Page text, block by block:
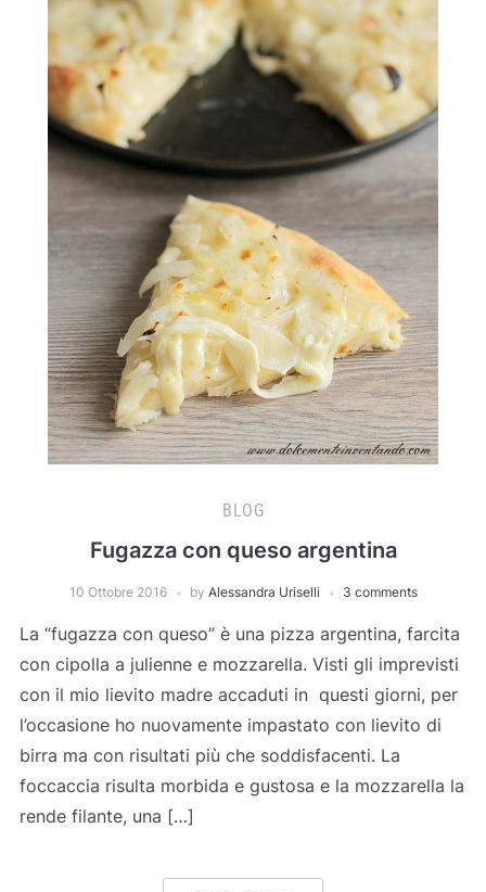
BLOG
Fugazza con queso argentina
10 Ottobre 2016 by Alessandra Uriselli 3 comments
La “fugazza con queso” è una pizza argentina, farcita
con cipolla a julienne e mozzarella. Visti gli imprevisti
con il mio lievito madre accaduti in questi giorni, per
l’occasione ho nuovamente impastato con lievito di
birra ma con risultati più che soddisfacenti. La
foccaccia risulta morbida e gustosa e la mozzarella la
rende filante, una […]